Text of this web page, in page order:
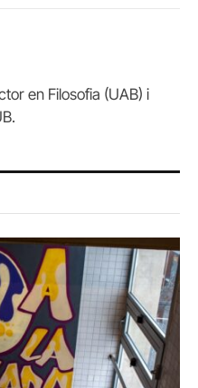
en Filosofia (UAB) i